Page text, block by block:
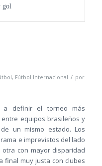
gol
, Fútbol Internacional / por
a definir el torneo más
equipos brasileños y
un mismo estado. Los
e imprevistos del lado
con mayor disparidad
final muy justa con clubes